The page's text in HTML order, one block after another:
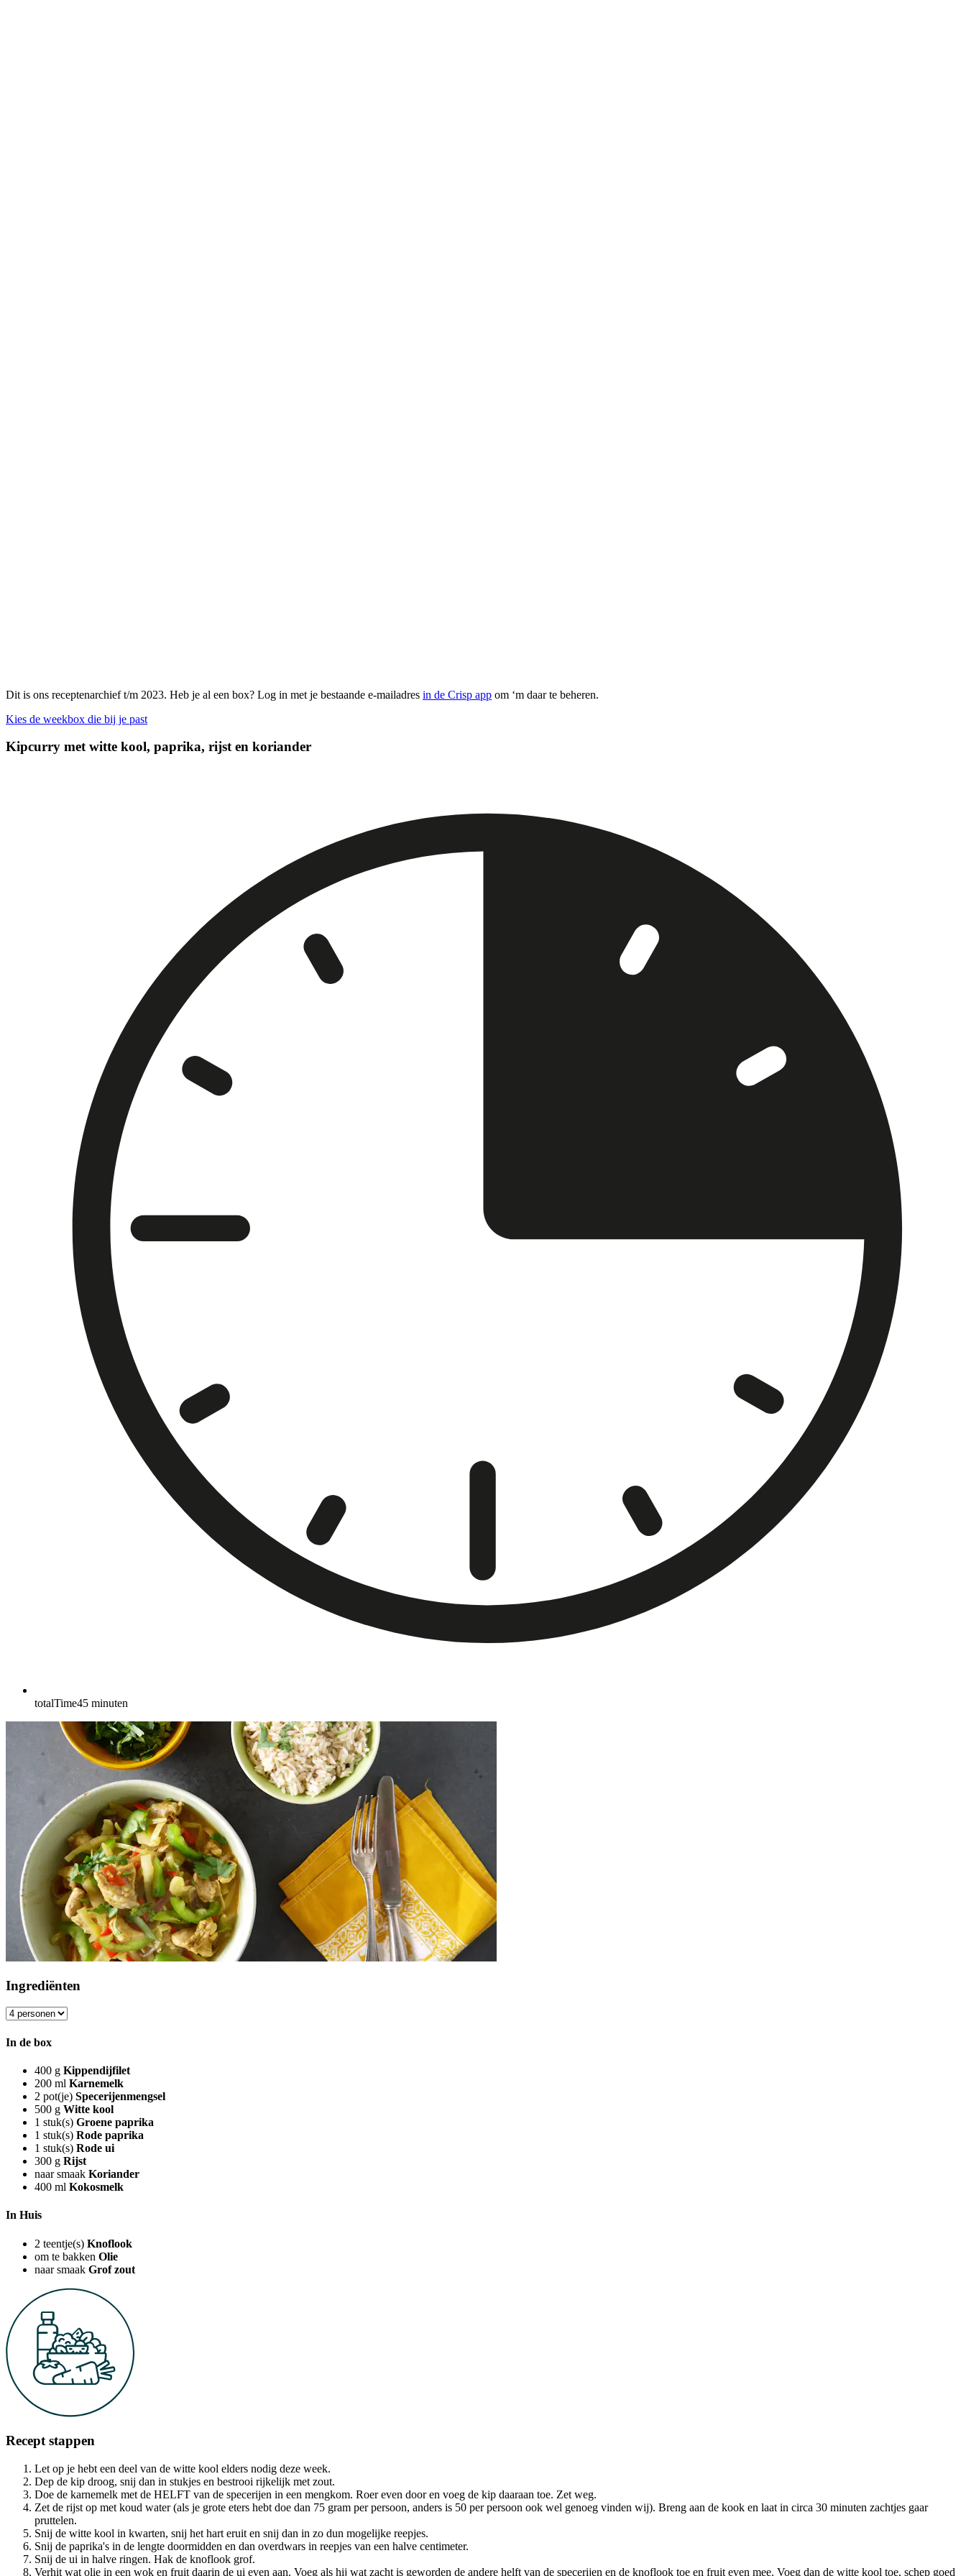
Dit is ons receptenarchief t/m 2023. Heb je al een box? Log in met je bestaande e-mailadres in de Crisp app om ‘m daar te beheren.
Kies de weekbox die bij je past
Kipcurry met witte kool, paprika, rijst en koriander
totalTime45 minuten
Ingrediënten
In de box
400 g Kippendijfilet
200 ml Karnemelk
2 pot(je) Specerijenmengsel
500 g Witte kool
1 stuk(s) Groene paprika
1 stuk(s) Rode paprika
1 stuk(s) Rode ui
300 g Rijst
naar smaak Koriander
400 ml Kokosmelk
In Huis
2 teentje(s) Knoflook
om te bakken Olie
naar smaak Grof zout
Recept stappen
Let op je hebt een deel van de witte kool elders nodig deze week.
Dep de kip droog, snij dan in stukjes en bestrooi rijkelijk met zout.
Doe de karnemelk met de HELFT van de specerijen in een mengkom. Roer even door en voeg de kip daaraan toe. Zet weg.
Zet de rijst op met koud water (als je grote eters hebt doe dan 75 gram per persoon, anders is 50 per persoon ook wel genoeg vinden wij). Breng aan de kook en laat in circa 30 minuten zachtjes gaar
pruttelen.
Snij de witte kool in kwarten, snij het hart eruit en snij dan in zo dun mogelijke reepjes.
Snij de paprika's in de lengte doormidden en dan overdwars in reepjes van een halve centimeter.
Snij de ui in halve ringen. Hak de knoflook grof.
Verhit wat olie in een wok en fruit daarin de ui even aan. Voeg als hij wat zacht is geworden de andere helft van de specerijen en de knoflook toe en fruit even mee. Voeg dan de witte kool toe, schep goed